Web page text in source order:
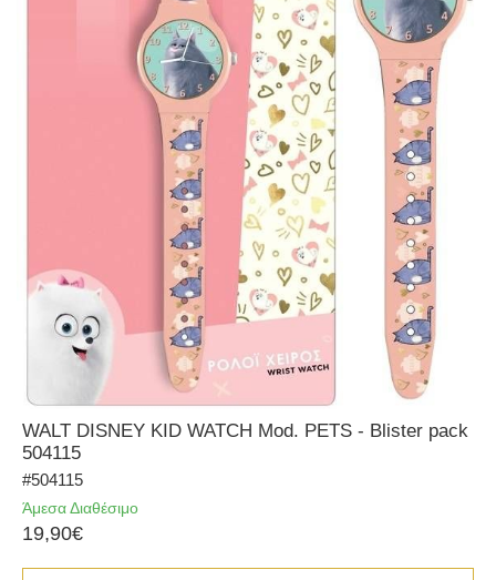
WALT DISNEY KID WATCH Mod. PETS - Blister pack
504115
#504115
Άμεσα Διαθέσιμο
19,90€